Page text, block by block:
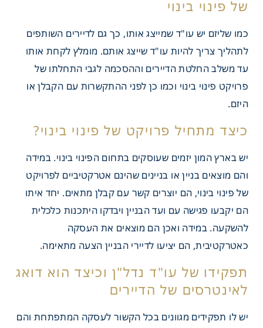
לייצוג דיירים בפרויקטים
בינוי
כמו שליזם יש עו"ד שמייצג אותו, כך גם לדיירים השותפים
לתהליך צריך להיות עו"ד שייצג אותם. מומלץ לקחת אותו
עד משלב החלטת הדיירים וההסכמה לגבי התחלתו של
פרויקט פינוי בינוי וכמו כן לפני ההתקשרות עם הקבלן או
היזם.
יש בארץ המון יזמים שעוסקים בתחום הפינוי בינוי. במידה
והם מוצאים בניין או בניינים שהינם אטרקטיביים לפרויקט
של פינוי בינוי, הם יוצרים קשר עם קבלן מתאים. יחד איתו
הם יקבעו פגישה עם ועד הבניין ויבדקו היתכנות כלכלית
להשקעה. במידה ואכן הם מוצאים את העסקה
כאטרקטיבית, הם יציעו לדיירי הבניין הצעה מתאימה.
יש לו תפקידים מגוונים בכל הקשור לעסקה המתפתחת והם